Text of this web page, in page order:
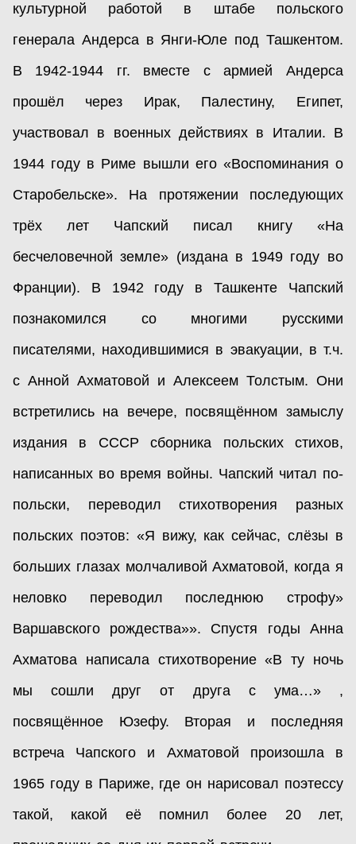
культурной работой в штабе польского
генерала Андерса в Янги-Юле под Ташкентом.
В 1942-1944 гг. вместе с армией Андерса
прошёл через Ирак, Палестину, Египет,
участвовал в военных действиях в Италии. В
1944 году в Риме вышли его «Воспоминания о
Старобельске». На протяжении последующих
трёх лет Чапский писал книгу «На
бесчеловечной земле» (издана в 1949 году во
Франции). В 1942 году в Ташкенте Чапский
познакомился со многими русскими
писателями, находившимися в эвакуации, в т.ч.
с Анной Ахматовой и Алексеем Толстым. Они
встретились на вечере, посвящённом замыслу
издания в СССР сборника польских стихов,
написанных во время войны. Чапский читал по-
польски, переводил стихотворения разных
польских поэтов: «Я вижу, как сейчас, слёзы в
больших глазах молчаливой Ахматовой, когда я
неловко переводил последнюю строфу»
Варшавского рождества»». Спустя годы Анна
Ахматова написала стихотворение «В ту ночь
мы сошли друг от друга с ума…» ,
посвящённое Юзефу. Вторая и последняя
встреча Чапского и Ахматовой произошла в
1965 году в Париже, где он нарисовал поэтессу
такой, какой её помнил более 20 лет,